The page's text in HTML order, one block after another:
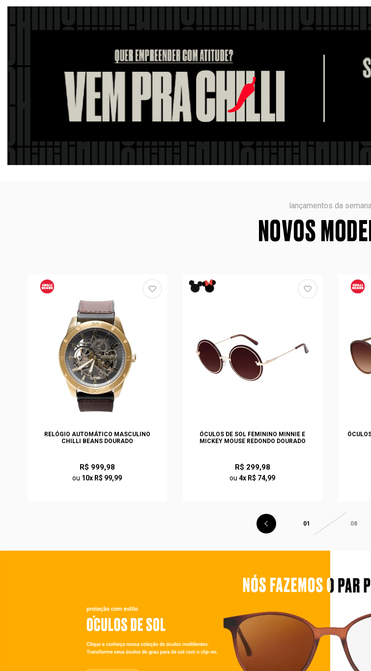
lançamentos da semana
NOVOS
RELÓGIO AUTOMÁTICO MASCULINO
CHILLI BEANS DOURADO
R$ 999,98
ou 10x R$ 99,99
ÓCULOS DE SOL FEMININO MINNIE E
MICKEY MOUSE REDONDO DOURADO
R$ 299,98
ou4x R$ 74,99
01 08